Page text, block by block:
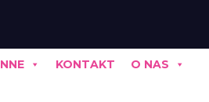
KONTAKT O NAS